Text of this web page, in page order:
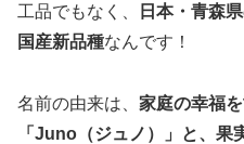
工品でもなく、
日本・青森
国産新品種なんです！
名前の由来は、 家庭の幸福
「Juno（ジュノ）」と、果